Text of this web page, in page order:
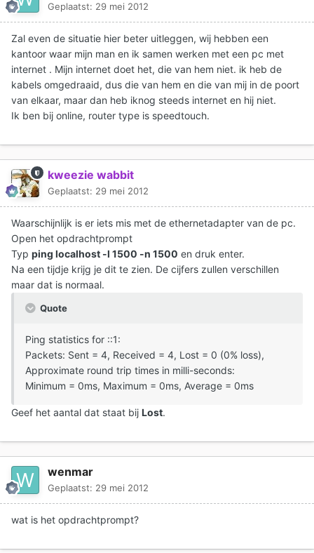
Geplaatst: 29 mei 2012
Zal even de situatie hier beter uitleggen, wij hebben een
kantoor waar mijn man en ik samen werken met een pc met
internet . Mijn internet doet het, die van hem niet. ik heb de
kabels omgedraaid, dus die van hem en die van mij in de poort
van elkaar, maar dan heb iknog steeds internet en hij niet.
Ik ben bij online, router type is speedtouch.
kweezie wabbit
Geplaatst: 29 mei 2012
Waarschijnlijk is er iets mis met de ethernetadapter van de pc.
Open het opdrachtprompt
Typ ping localhost -l 1500 -n 1500 en druk enter.
Na een tijdje krijg je dit te zien. De cijfers zullen verschillen
maar dat is normaal.
Quote
Ping statistics for ::1:
Packets: Sent = 4, Received = 4, Lost = 0 (0% loss),
Approximate round trip times in milli-seconds:
Minimum = 0ms, Maximum = 0ms, Average = 0ms
Geef het aantal dat staat bij Lost.
wenmar
Geplaatst: 29 mei 2012
wat is het opdrachtprompt?